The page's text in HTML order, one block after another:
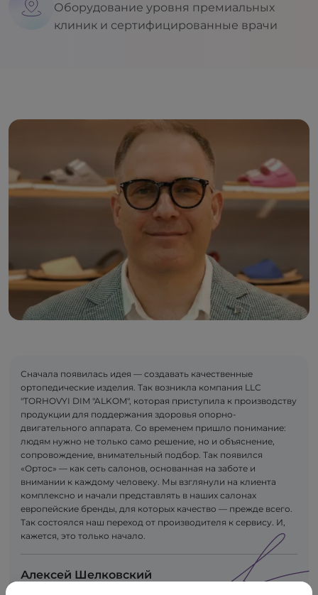
Оборудование уровня премиальных
клиник и сертифицированные врачи
Сначала появилась идея — создавать качественные
ортопедические изделия. Так возникла компания LLC
"TORHOVYI DIM "ALKOM", которая приступила к производству
продукции для поддержания здоровья опорно-
двигательного аппарата. Со временем пришло понимание:
людям нужно не только само решение, но и объяснение,
сопровождение, внимательный подбор. Так появился
«Ортос» — как сеть салонов, основанная на заботе и
внимании к каждому человеку. Мы взглянули на клиента
комплексно и начали представлять в наших салонах
европейские бренды, для которых качество — прежде всего.
Так состоялся наш переход от производителя к сервису. И,
кажется, это только начало.
Алексей Шелковский
Сооснователь